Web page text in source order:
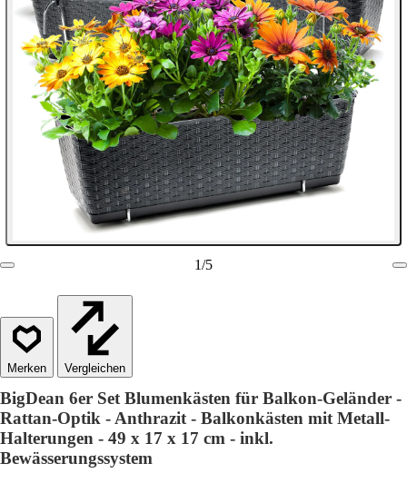
1/5
Vergleichen
BigDean 6er Set Blumenkästen für Balkon-Geländer -
Rattan-Optik - Anthrazit - Balkonkästen mit Metall-
Halterungen - 49 x 17 x 17 cm - inkl.
Bewässerungssystem